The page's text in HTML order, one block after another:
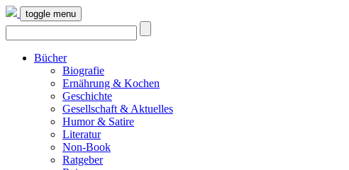
toggle menu
Bücher
Biografie
Ernährung & Kochen
Geschichte
Gesellschaft & Aktuelles
Humor & Satire
Literatur
Non-Book
Ratgeber